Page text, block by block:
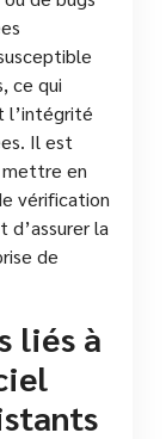
ce qui
l’intégrité
Il est
mettre en
vérification
d’assurer la
de
liés à